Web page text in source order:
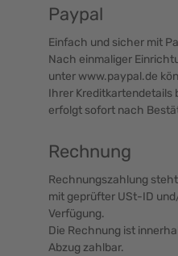
Paypal
Einfach und sicher mit
Nach einmaliger
unter www.paypal.de
Ihrer Kreditkartendetails
erfolgt sofort nach
Rechnung
Rechnungszahlung
mit geprüfter USt-ID
Verfügung.
Die Rechnung ist
Abzug zahlbar.